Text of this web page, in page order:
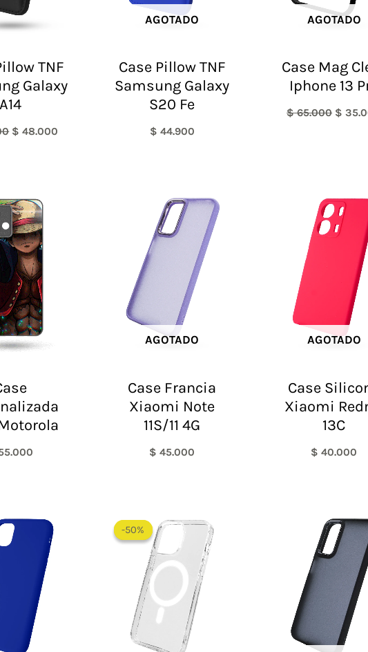
TNF
Galaxy
A14
$ 48.000
AGOTADO
Case Pillow TNF
Samsung Galaxy
S20 Fe
$ 44.900
AGOTADO
Case Mag
Iphone 13
$65.000 $
AGOTADO
Case Francia
Xiaomi Note
11S/11 4G
$ 45.000
AGOTADO
Case
Xiaomi
13C
$ 40.000
-50%
-50%